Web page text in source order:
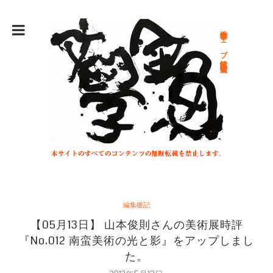
総合文学ウェブ情報誌 文学金魚
編集後記
【05月13日】 山本俊則さんの美術展時評
『No.012 南蛮美術の光と影』をアップしまし
た。